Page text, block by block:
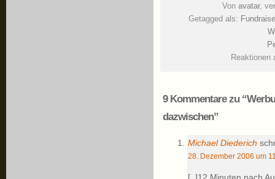
Von avatar,
Getagged als:
9 Kommentare zu
dazwischen”
Michael Diederich
28. Dezember 2006 um
[..]12 Minuten nach